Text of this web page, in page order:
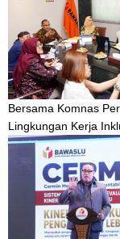
Bersama Komnas
Lingkungan Kerja